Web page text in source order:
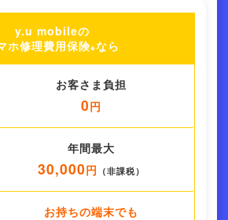
y.u mobileの
ホ修理費⽤保険※なら
お客さま負担
0円
年間最大
30,000円 （⾮課税）
お持ちの端末でも